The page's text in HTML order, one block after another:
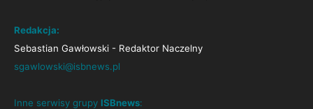
Redakcja:
Sebastian Gawłowski - Redaktor Naczelny
sgawlowski@isbnews.pl
Inne serwisy grupy ISBnews: